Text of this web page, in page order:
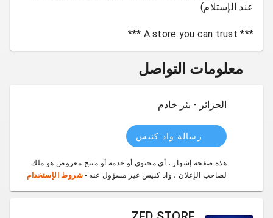
*** A store you can trust ***
معلومات التواصل
الجزائر - بئر خادم
رسالة واد كنيس
هذه صفحة إشهار ، أي محتوى أو خدمة أو منتج معروض هو ملك
لصاحب الإعلان ، واد كنيس غير مسؤول عنه - شروط الإستخدام